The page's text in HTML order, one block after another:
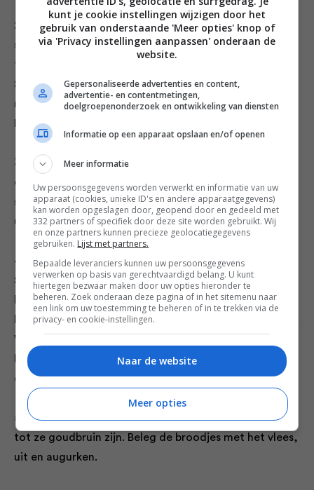
2. Leg de spareribs met het bot naar boven op een
snijplank. Gebruik een stuk keukenpapier voor grip en
trek hiermee het membraan (vlies) van de botten af.
Smeer de spareribs in met de mosterd en haal door de
rub. Leg ze op een schaal en dek af met huishoudfolie.
Laat minimaal 4 uur in de koelkast marineren.
3. Vul een aluminium bakje of drippan met water en zet
die op de plate setter van The Bastard. Gaar de
spareribs met de botzijde naar beneden gedurende 4
uur op het rooster boven de platte setter.
4. Verwijder de plate setter en stook The Bastard op.
Smeer de spareribs in met BBQ-saus en gril ze nog even
kort direct boven het vuur. Leg ze op een schaal en
laat onder een tentje van aluminiumfolie wat afkoelen.
Wanner je ze met je vingers kunt vastpakken, trek dan
het vlees van de botjes af en trek het vlees wat uit
elkaar. Meng dit vlees met 2 lepels BBQ-saus.
5. Snijd de broodjes horizontaal doormidden en gril ze
tot ze goudbruin zijn. Beleg de broodjes met het vlees,
uit en augurken.
kunt je cookie instellingen wijzigen door het
gebruik van onderstaande 'Meer opties' knop of
via 'Privacy instellingen aanpassen' onderaan de
website.
Gepersonaliseerde advertenties en content,
advertentie- en contentmetingen,
doelgroepenonderzoek en ontwikkeling van diensten
Informatie op een apparaat opslaan en/of openen
Meer informatie
Uw persoonsgegevens worden verwerkt en informatie van uw
apparaat (cookies, unieke ID's en andere apparaatgegevens)
kan worden opgeslagen door, geopend door en gedeeld met
332 partners of specifiek door deze site worden gebruikt. Wij
en onze partners kunnen precieze geolocatiegegevens
gebruiken. Lijst met partners.
Bepaalde leveranciers kunnen uw persoonsgegevens
verwerken op basis van gerechtvaardigd belang. U kunt
hiertegen bezwaar maken door uw opties hieronder te
beheren. Zoek onderaan deze pagina of in het sitemenu naar
een link om uw toestemming te beheren of in te trekken via de
privacy- en cookie-instellingen.
Naar de website
Meer opties